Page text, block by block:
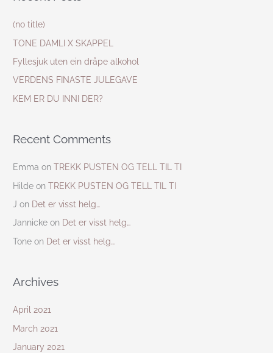
o
r
:
(no title)
TONE DAMLI X SKAPPEL
Fyllesjuk uten ein dråpe alkohol
VERDENS FINASTE JULEGAVE
KEM ER DU INNI DER?
Recent Comments
Emma onTREKK PUSTEN OG TELL TIL TI
Hilde onTREKK PUSTEN OG TELL TIL TI
J on Det er visst helg…
Jannicke on Det er visst helg…
Tone on Det er visst helg…
Archives
April 2021
March 2021
January 2021